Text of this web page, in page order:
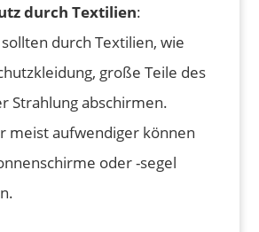
durch Textilien:
durch Textilien, wie
große Teile des
Strahlung abschirmen.
meist aufwendiger können
oder -segel